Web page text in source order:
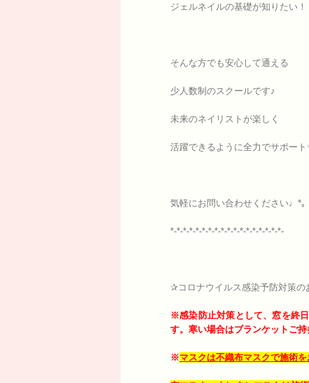
ジェルネイルの基礎が知りたい！
そんな方でも安心して通える
少人数制のスクールです♪
未来のネイリストが楽しく
活躍できるように全力でサポート
気軽にお問い合わせください♩*｡
*-*-*-*-*-*-*-*-*-*-*-*-*-*-*-*-*-*-
✰コロナウイルス感染予防対策
※感染防止対策として、窓を終日
す。寒い場合はブランケットご持
※マスクは不織布マスクで施術を